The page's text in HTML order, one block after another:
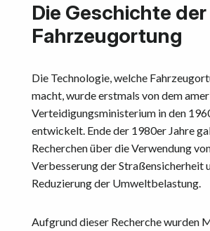
Die Geschichte der
Fahrzeugortung
Die Technologie, welche
macht, wurde erstmals von dem
Verteidigungsministerium in den
entwickelt. Ende der 1980er Jahre
Recherchen über die Verwendung
Verbesserung der Straßensicherheit
Reduzierung der Umweltbelastung.
Aufgrund dieser Recherche wurden